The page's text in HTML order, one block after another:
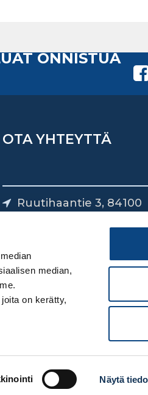
median,
on kerätty,
Näytä
ONNISTUA
OTA YHTEYTTÄ
Ruutihaantie 3, 84100